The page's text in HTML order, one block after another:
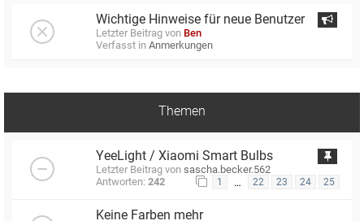
Wichtige Hinweise für neue Benutzer
Letzter Beitrag von Ben
Verfasst in Anmerkungen
Themen
YeeLight / Xiaomi Smart Bulbs
Letzter Beitrag von sascha.becker.562
Antworten: 242 1 … 22 23 24 25
Keine Farben mehr